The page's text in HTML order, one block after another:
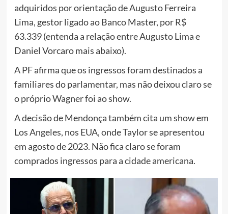
adquiridos por orientação de Augusto Ferreira
Lima, gestor ligado ao Banco Master, por R$
63.339 (entenda a relação entre Augusto Lima e
Daniel Vorcaro mais abaixo).
A PF afirma que os ingressos foram destinados a
familiares do parlamentar, mas não deixou claro se
o próprio Wagner foi ao show.
A decisão de Mendonça também cita um show em
Los Angeles, nos EUA, onde Taylor se apresentou
em agosto de 2023. Não fica claro se foram
comprados ingressos para a cidade americana.